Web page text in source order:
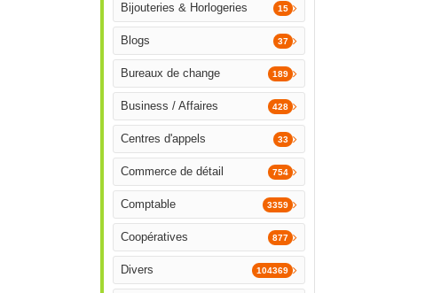
Bijouteries & Horlogeries 15
Blogs 37
Bureaux de change 189
Business / Affaires 428
Centres d'appels 33
Commerce de détail 754
Comptable 3359
Coopératives 877
Divers 104369